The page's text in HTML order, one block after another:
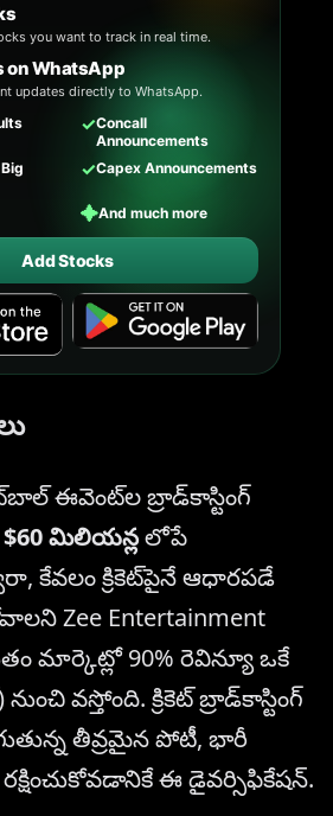
you want to track in real time.
on WhatsApp
updates directly to WhatsApp.
✓Concall
Announcements
✓Capex Announcements
✦And much more
Add Stocks
ఈవెంట్‌ల బ్రాడ్‌కాస్టింగ్
$60 మిలియన్లలోపే
కేవలం క్రికెట్‌పైనే ఆధారపడే
Zee Entertainment
మార్కెట్లో 90% రెవిన్యూ ఒకే
వస్తోంది. క్రికెట్ బ్రాడ్‌కాస్టింగ్
తీవ్రమైన పోటీ, భారీ
రక్షించుకోవడానికే ఈ డైవర్సిఫికేషన్.